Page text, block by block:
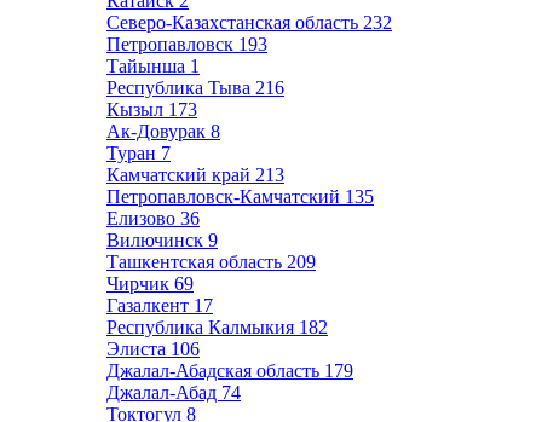
Северо-Казахстанская область 232
Петропавловск 193
Тайынша 1
Республика Тыва 216
Кызыл 173
Ак-Довурак 8
Туран 7
Камчатский край 213
Петропавловск-Камчатский 135
Елизово 36
Вилючинск 9
Ташкентская область 209
Чирчик 69
Газалкент 17
Республика Калмыкия 182
Элиста 106
Джалал-Абадская область 179
Джалал-Абад 74
Токтогул 8